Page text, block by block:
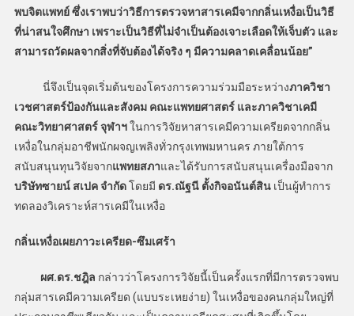
พบจิตแพทย์ ซึ่งเราพบว่าวิธีการตรวจหาสารเคมีจากกลิ่นเหงื่อเป็นวิธี
ที่น่าสนใจศึกษา เพราะเป็นวิธีที่ไม่จำเป็นต้องเจาะเลือดให้เจ็บตัว และ
สามารถวัดผลจากสิ่งที่จับต้องได้จริง ๆ มีความคลาดเคลื่อนน้อย”
นี่จึงเป็นจุดเริ่มต้นของโครงการความร่วมมือระหว่างภาควิชา
เวชศาสตร์ป้องกันและสังคม คณะแพทยศาสตร์ และภาควิชาเคมี
คณะวิทยาศาสตร์ จุฬาฯในการวิจัยหาสารเคมีความเครียดจากกลิ่น
เหงื่อในกลุ่มอาชีพนักผจญเพลิงทั่วกรุงเทพมหานคร ภายใต้การ
สนับสนุนทุนวิจัยจากแพทยสภาและได้รับการสนับสนุนเครื่องมือจาก
บริษัทซายน์ สเปค จำกัดโดยมี ดร.ณัฐนี ตั้งกิจอนันต์สินเป็นผู้ทำการ
ทดลองวิเคราะห์สารเคมีในเหงื่อ
กลิ่นเหงื่อเผยภาวะเครียด-ซึมเศร้า
ผศ.ดร.ชฎิล กล่าวว่าโครงการวิจัยนี้เป็นครั้งแรกที่มีการตรวจพบ
กลุ่มสารเคมีความเครียด (แบบระเหยง่าย) ในเหงื่อของคนกลุ่มใหญ่ที่